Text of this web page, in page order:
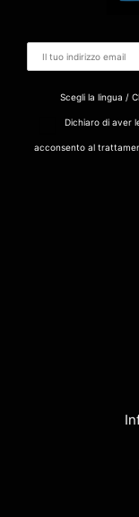
Scegli la lingua /
Dichiaro di aver
acconsento al